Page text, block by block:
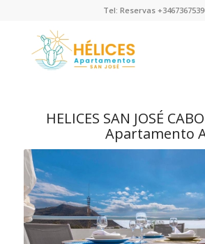
Tel: Reservas
HELICES SAN JOSÉ
Apartamento